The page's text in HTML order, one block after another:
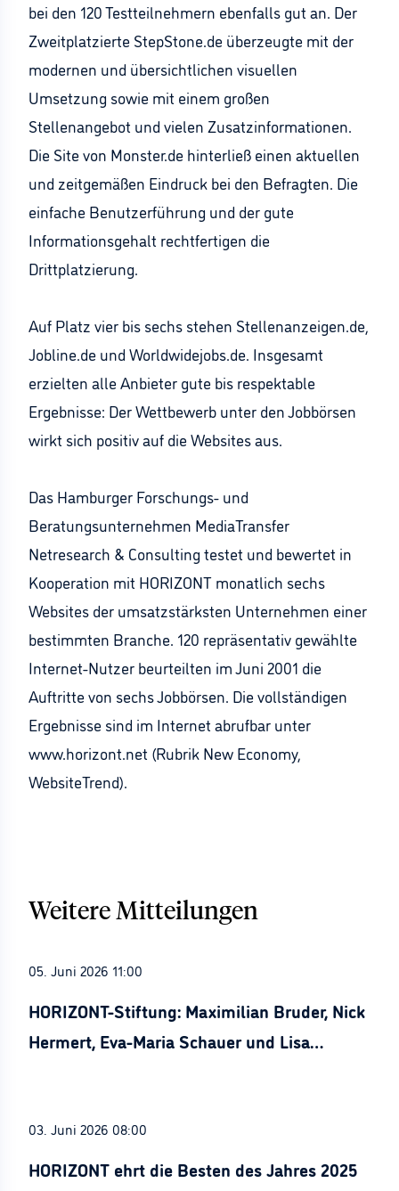
bei den 120 Testteilnehmern ebenfalls gut an. Der
Zweitplatzierte StepStone.de überzeugte mit der
modernen und übersichtlichen visuellen
Umsetzung sowie mit einem großen
Stellenangebot und vielen Zusatzinformationen.
Die Site von Monster.de hinterließ einen aktuellen
und zeitgemäßen Eindruck bei den Befragten. Die
einfache Benutzerführung und der gute
Informationsgehalt rechtfertigen die
Drittplatzierung.
Auf Platz vier bis sechs stehen Stellenanzeigen.de,
Jobline.de und Worldwidejobs.de. Insgesamt
erzielten alle Anbieter gute bis respektable
Ergebnisse: Der Wettbewerb unter den Jobbörsen
wirkt sich positiv auf die Websites aus.
Das Hamburger Forschungs- und
Beratungsunternehmen MediaTransfer
Netresearch & Consulting testet und bewertet in
Kooperation mit HORIZONT monatlich sechs
Websites der umsatzstärksten Unternehmen einer
bestimmten Branche. 120 repräsentativ gewählte
Internet-Nutzer beurteilten im Juni 2001 die
Auftritte von sechs Jobbörsen. Die vollständigen
Ergebnisse sind im Internet abrufbar unter
www.horizont.net (Rubrik New Economy,
WebsiteTrend).
Weitere Mitteilungen
05. Juni 2026 11:00
HORIZONT-Stiftung: Maximilian Bruder, Nick
Hermert, Eva-Maria Schauer und Lisa
03. Juni 2026 08:00
HORIZONT ehrt die Besten des Jahres 2025